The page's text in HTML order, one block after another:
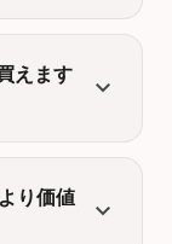
えます
expand_more
り価値
expand_more